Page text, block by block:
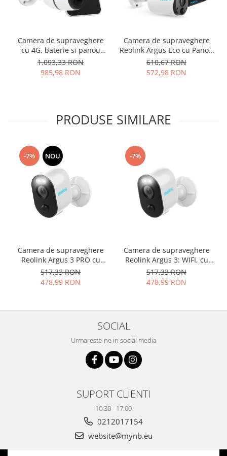
Camera de supraveghere
cu 4G, baterie si panou
solar, Reolink Go Plus, 4 MP,
detectare persoana/vehicul,
notificari pe telefon
1.093,33 RON
985,98 RON
Camera de supraveghere
Reolink Argus Eco cu Panou
solar, WIFI, baterie
reincarcabila, slot Micro SD
Card, rezolutie Full HD,
610,67 RON
572,98 RON
PRODUSE SIMILARE
-7% NOU
Camera de supraveghere
Reolink Argus 3 PRO cu
inteligenta artificiala,
detectare Persoana/Vehicul
baterie reincarcabila,
517,33 RON
478,99 RON
-7%
Camera de supraveghere
Reolink Argus 3: WIFI, cu
baterie reincarcabila,
vedere nocturna color si
reflector LED, rezolutie Full
517,33 RON
478,99 RON
SOCIAL
Urmareste-ne in social media
SUPORT CLIENTI
10:30 - 17:00
0212017154
website@mynb.eu